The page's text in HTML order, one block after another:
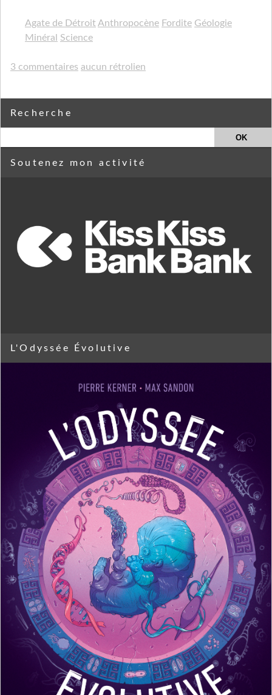
Agate de DétroitAnthropocène Fordite Géologie
Minéral
Science
3 commentaires aucun rétrolien
Recherche
Soutenez mon activité
L'Odyssée Évolutive